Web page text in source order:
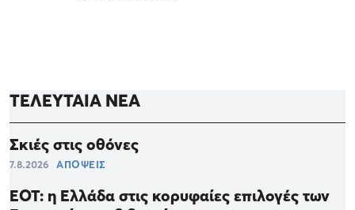
ΤΕΛΕΥΤΑΙΑ ΝΕΑ
Σκιές στις οθόνες
7.8.2026 ΑΠΟΨΕΙΣ
ΕΟΤ: η Ελλάδα στις κορυφαίες επιλογές των